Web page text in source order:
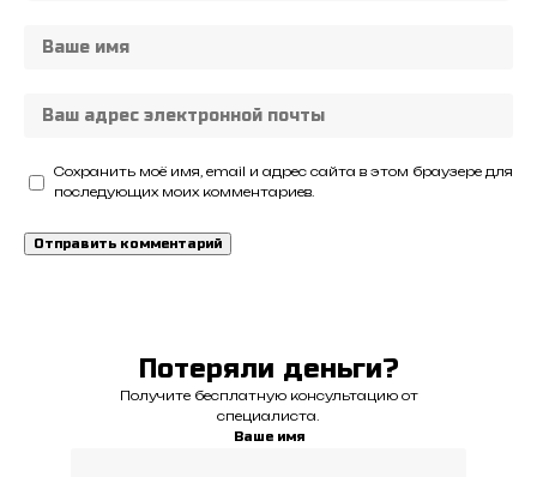
Сохранить моё имя, email и адрес сайта в этом браузере для
последующих моих комментариев.
Потеряли деньги?
Получите бесплатную консультацию от
специалиста.
Ваше имя